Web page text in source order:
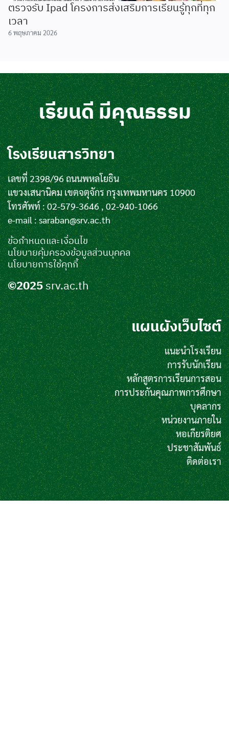
ตรวจรับ Ipad โครงการส่งเสริมการเรียนรู้ทุกที่ทุก
เวลา
6 พฤษภาคม 2026
เรียนดี มีคุณธรรม
โรงเรียนสารวิทยา
เลขที่ 2398/96 ถนนพหลโยธิน
แขวงเสนานิคม เขตจตุจักร กรุงเทพมหานคร 10900
โทรศัพท์ : 02-579-3646 , 02-940-1066
e-mail :saraban@srv.ac.th
ข้อกำหนดและเงื่อนไข
นโยบายคุ้มครองข้อมูลส่วนบุคคล
นโยบายการใช้คุกกี้
©2025srv.ac.th
แผนผังเว็บไซต์
แนะนำโรงเรียน
การรับนักเรียน
หลักสูตรการเรียนการสอน
การประกันคุณภาพการศึกษา
บุคลากร
หน่วยงานภายใน
หอเกียรติยศ
ประชาสัมพันธ์
ติดต่อเรา